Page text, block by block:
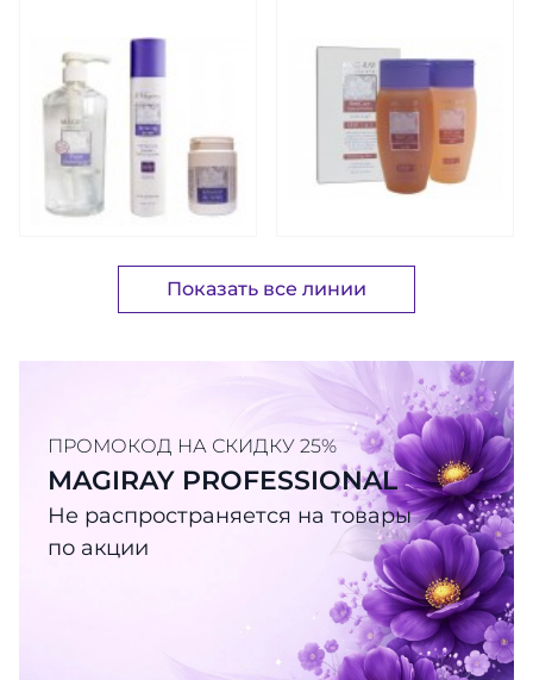
Показать все линии
ПРОМОКОД НА СКИДКУ 25%
MAGIRAY PROFESSIONAL
Не распространяется на товары
по акции